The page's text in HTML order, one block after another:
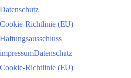
Datenschutz
Cookie-Richtlinie (EU)
Haftungsausschluss
impressumDatenschutz
Cookie-Richtlinie (EU)